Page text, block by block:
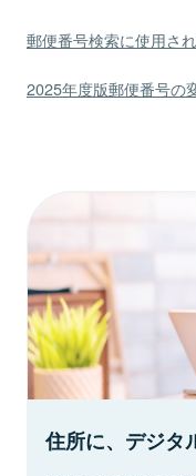
郵便番号検索に使用さ
2025年度版郵便番号の
住所に、デジタ